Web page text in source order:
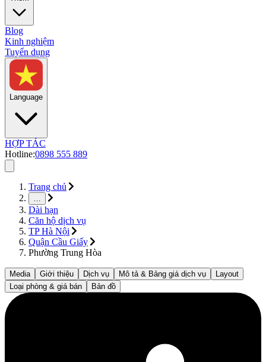
Blog
Kinh nghiệm
Tuyển dụng
Language
HỢP TÁC
Hotline:0898 555 889
Trang chủ
…
Dài hạn
Căn hộ dịch vụ
TP Hà Nội
Quận Cầu Giấy
Phường Trung Hòa
Media Giới thiệu Dịch vụ Mô tả & Bảng giá dịch vụ
Layout
Loại phòng & giá bán
Bản đồ